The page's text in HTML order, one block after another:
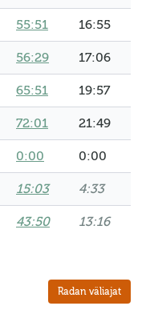
55:51 16:55
56:29 17:06
65:51 19:57
72:01 21:49
0:00 0:00
15:03 4:33
43:50 13:16
Radan väliajat